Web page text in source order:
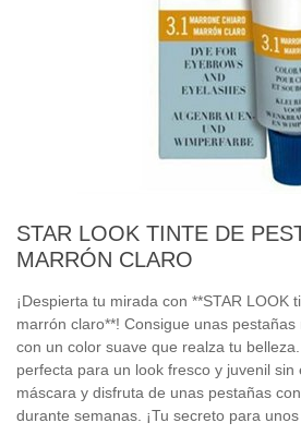
STAR LOOK TINTE DE
MARRÓN CLARO
¡Despierta tu mirada con **STAR LOOK
marrón claro**! Consigue unas
con un color suave que realza tu
perfecta para un look fresco y juvenil
máscara y disfruta de unas pestañas
durante semanas. ¡Tu secreto para